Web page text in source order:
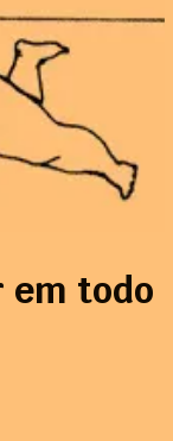
em todo